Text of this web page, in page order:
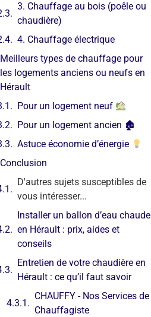
3. Chauffage au bois (poêle ou
chaudière)
4. Chauffage électrique
Meilleurs types de chauffage pour
les logements anciens ou neufs en
Hérault
Pour un logement neuf
Pour un logement ancien 🏚
Astuce économie d’énergie
Conclusion
D'autres sujets susceptibles de
vous intéresser...
Installer un ballon d’eau chaude
en Hérault : prix, aides et
conseils
Entretien de votre chaudière en
Hérault : ce qu’il faut savoir
CHAUFFY - Nos Services de
Chauffagiste